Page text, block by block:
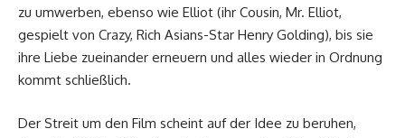
zu umwerben, ebenso wie Elliot (ihr Cousin, Mr. Elliot,
gespielt von Crazy, Rich Asians-Star Henry Golding), bis sie
ihre Liebe zueinander erneuern und alles wieder in Ordnung
kommt schließlich.
Der Streit um den Film scheint auf der Idee zu beruhen,